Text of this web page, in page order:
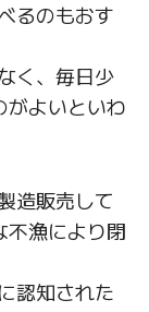
るのもおす
く、毎日少
よいといわ
造販売して
漁により閉
認知された